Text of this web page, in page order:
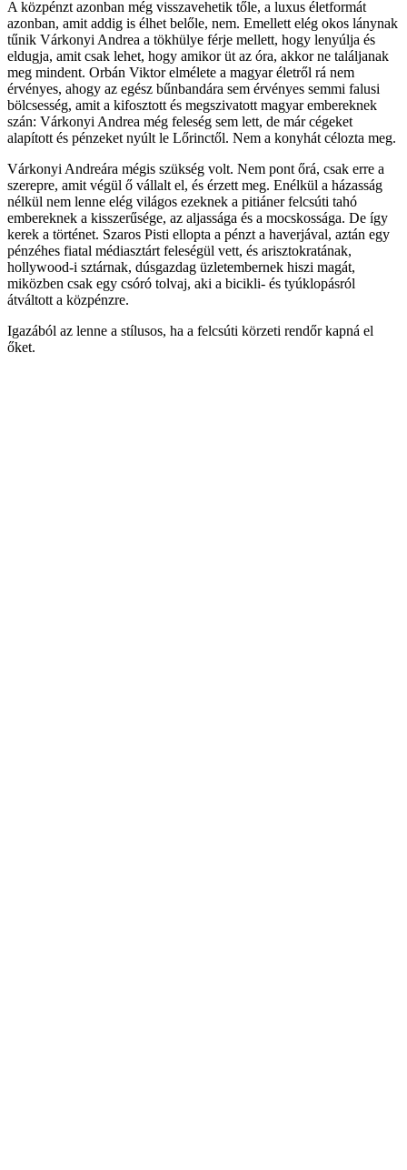
A közpénzt azonban még visszavehetik tőle, a luxus életformát
azonban, amit addig is élhet belőle, nem. Emellett elég okos lánynak
tűnik Várkonyi Andrea a tökhülye férje mellett, hogy lenyúlja és
eldugja, amit csak lehet, hogy amikor üt az óra, akkor ne találjanak
meg mindent. Orbán Viktor elmélete a magyar életről rá nem
érvényes, ahogy az egész bűnbandára sem érvényes semmi falusi
bölcsesség, amit a kifosztott és megszivatott magyar embereknek
szán: Várkonyi Andrea még feleség sem lett, de már cégeket
alapított és pénzeket nyúlt le Lőrinctől. Nem a konyhát célozta meg.
Várkonyi Andreára mégis szükség volt. Nem pont őrá, csak erre a
szerepre, amit végül ő vállalt el, és érzett meg. Enélkül a házasság
nélkül nem lenne elég világos ezeknek a pitiáner felcsúti tahó
embereknek a kisszerűsége, az aljassága és a mocskossága. De így
kerek a történet. Szaros Pisti ellopta a pénzt a haverjával, aztán egy
pénzéhes fiatal médiasztárt feleségül vett, és arisztokratának,
hollywood-i sztárnak, dúsgazdag üzletembernek hiszi magát,
miközben csak egy csóró tolvaj, aki a bicikli- és tyúklopásról
átváltott a közpénzre.
Igazából az lenne a stílusos, ha a felcsúti körzeti rendőr kapná el
őket.